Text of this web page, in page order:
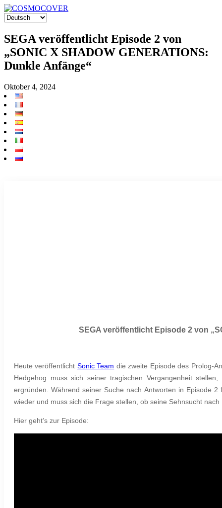
SEGA veröffentlicht Episode 2 von
„SONIC X SHADOW GENERATIONS:
Dunkle Anfänge“
Oktober 4, 2024
SEGA veröffentlicht Episode 2 von
Heute veröffentlicht Sonic Team die zweite Episode des Prolog-
Hedgehog muss sich seiner tragischen Vergangenheit
ergründen. Während seiner Suche nach Antworten in Episode
wieder und muss sich die Frage stellen, ob seine Sehnsucht
Hier geht’s zur Episode: